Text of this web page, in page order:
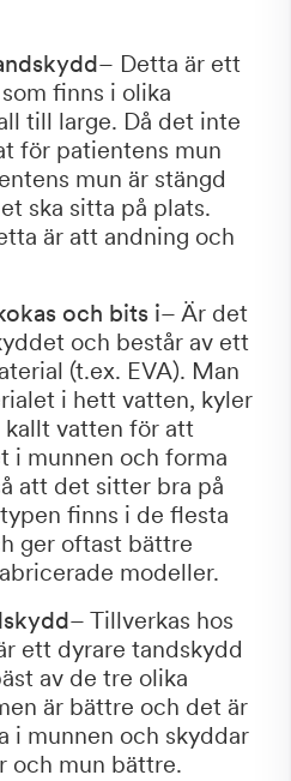
– Detta är ett
finns i olika
till large. Då det inte
för patientens mun
mun är stängd
ska sitta på plats.
är att andning och
och bits i– Är det
och består av ett
(t.ex. EVA). Man
i hett vatten, kyler
vatten för att
i munnen och forma
att det sitter bra på
finns i de flesta
ger oftast bättre
modeller.
– Tillverkas hos
ett dyrare tandskydd
av de tre olika
är bättre och det är
i munnen och skyddar
och mun bättre.